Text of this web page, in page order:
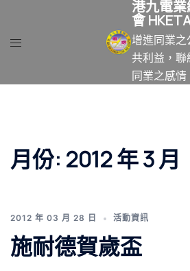
港九電業
會
增進同業之
共利益，聯
同業之感情
月份: 2012 年 3 月
2012 年 03 月 28 日 活動資訊
施耐德賀歲盃